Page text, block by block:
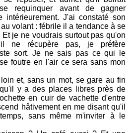
requinquer avant de gagner
intérieurement. J'ai constaté son
volant : fébrile il a tendance à se
je ne voudrais surtout pas qu'on
ne récupère pas, je préfère
sort. Je ne sais pas ce qui le
foutre en l'air ce sera sans mon
et, sans un mot, se gare au fin
y a des places libres près de
en cuir de vachette d'entre
hâtivement en me disant qu'il
sans même m'inviter à le